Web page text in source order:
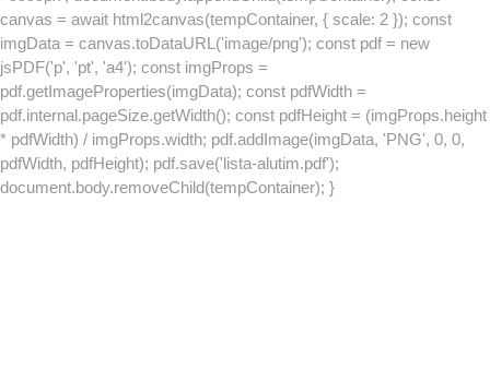
canvas = await html2canvas(tempContainer, { scale: 2 }); const
imgData = canvas.toDataURL('image/png'); const pdf = new
jsPDF('p', 'pt', 'a4'); const imgProps =
pdf.getImageProperties(imgData); const pdfWidth =
pdf.internal.pageSize.getWidth(); const pdfHeight = (imgProps.height
* pdfWidth) / imgProps.width; pdf.addImage(imgData, 'PNG', 0, 0,
pdfWidth, pdfHeight); pdf.save('lista-alutim.pdf');
document.body.removeChild(tempContainer); }